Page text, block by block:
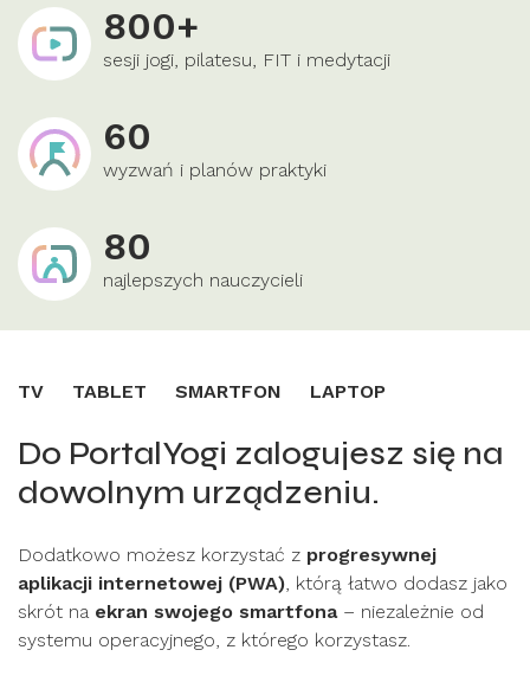
800+
sesji jogi, pilatesu, FIT i medytacji
60
wyzwań i planów praktyki
80
najlepszych nauczycieli
TV TABLET SMARTFON LAPTOP
Do PortalYogi zalogujesz się na
dowolnym urządzeniu.
Dodatkowo możesz korzystać z progresywnej
aplikacji internetowej (PWA), którą łatwo dodasz jako
skrót naekran swojego smartfona– niezależnie od
systemu operacyjnego, z którego korzystasz.